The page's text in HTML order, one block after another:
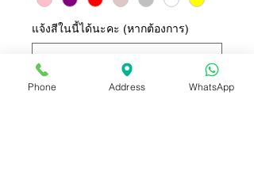
แจ้งสีในนี้ได้นะคะ (หากต้องการ)
0/500
Phone Address WhatsApp